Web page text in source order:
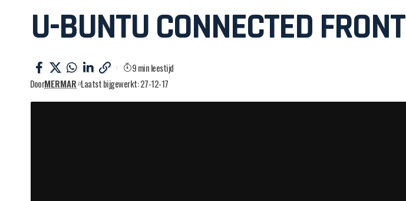
U-BUNTU CONNECTED FRONT
DoorMERMAR Laatst bijgewerkt: 27-12-17
9 min leestijd